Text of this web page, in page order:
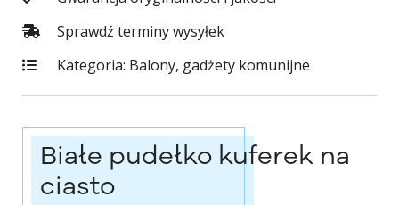
Białe pudełko kuferek na
ciasto
Sprawdź terminy wysyłek
Kategoria: Balony, gadżety komunijne